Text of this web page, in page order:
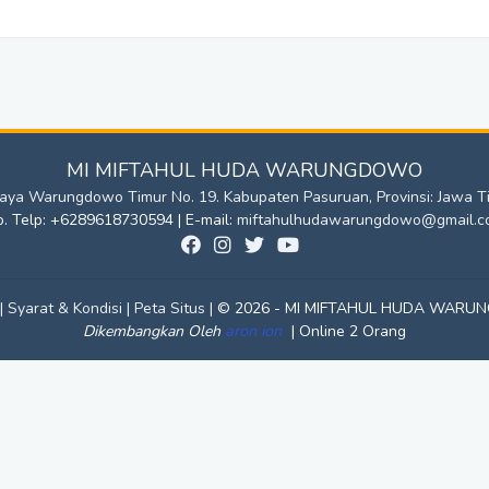
MI MIFTAHUL HUDA WARUNGDOWO
Warungdowo Timur No. 19. Kabupaten Pasuruan, Provinsi: Jawa
Telp: +6289618730594 | E-mail:
Syarat & Kondisi | Peta Situs | © 2026 - MI MIFTAHUL HUDA
Dikembangkan Oleh aron ion | Online 2 Orang